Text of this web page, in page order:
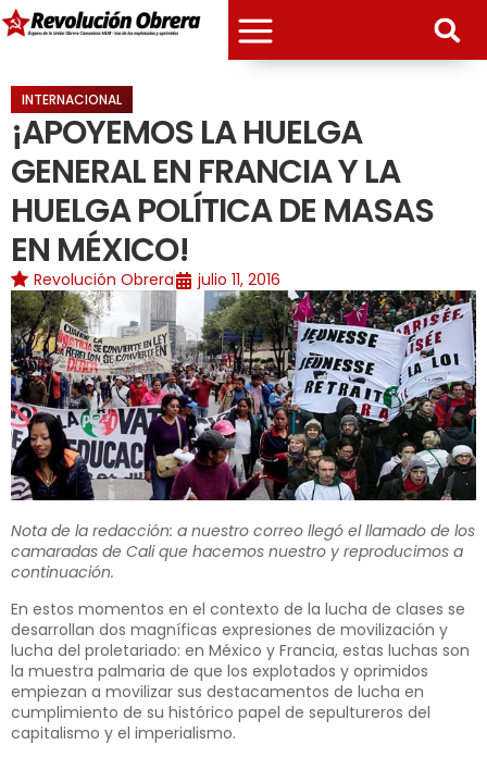
INTERNACIONAL
¡APOYEMOS LA HUELGA
GENERAL EN FRANCIA Y LA
HUELGA POLÍTICA DE MASAS
EN MÉXICO!
Revolución Obrera julio 11, 2016
Nota de la redacción: a nuestro correo llegó el llamado de los
camaradas de Cali que hacemos nuestro y reproducimos a
continuación.
En estos momentos en el contexto de la lucha de clases se
desarrollan dos magníficas expresiones de movilización y
lucha del proletariado: en México y Francia, estas luchas son
la muestra palmaria de que los explotados y oprimidos
empiezan a movilizar sus destacamentos de lucha en
cumplimiento de su histórico papel de sepultureros del
capitalismo y el imperialismo.